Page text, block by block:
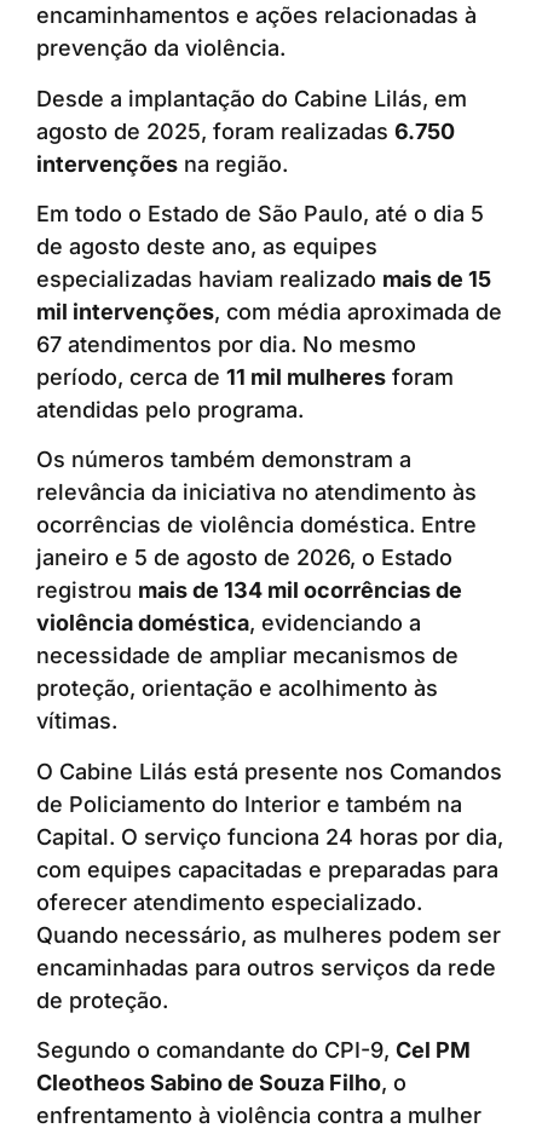
encaminhamentos e ações relacionadas à
prevenção da violência.
Desde a implantação do Cabine Lilás, em
agosto de 2025, foram realizadas 6.750
intervenções na região.
Em todo o Estado de São Paulo, até o dia 5
de agosto deste ano, as equipes
especializadas haviam realizado mais de 15
mil intervenções, com média aproximada de
67 atendimentos por dia. No mesmo
período, cerca de 11 mil mulheres foram
atendidas pelo programa.
Os números também demonstram a
relevância da iniciativa no atendimento às
ocorrências de violência doméstica. Entre
janeiro e 5 de agosto de 2026, o Estado
registrou mais de 134 mil ocorrências de
violência doméstica, evidenciando a
necessidade de ampliar mecanismos de
proteção, orientação e acolhimento às
vítimas.
O Cabine Lilás está presente nos Comandos
de Policiamento do Interior e também na
Capital. O serviço funciona 24 horas por dia,
com equipes capacitadas e preparadas para
oferecer atendimento especializado.
Quando necessário, as mulheres podem ser
encaminhadas para outros serviços da rede
de proteção.
Segundo o comandante do CPI-9, Cel PM
Cleotheos Sabino de Souza Filho, o
enfrentamento à violência contra a mulher